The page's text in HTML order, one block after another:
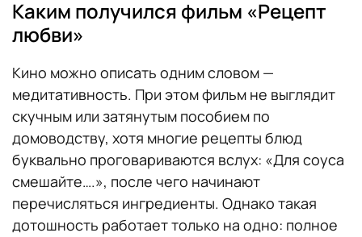
Каким получился фильм «Рецепт
любви»
Кино можно описать одним словом —
медитативность. При этом фильм не выглядит
скучным или затянутым пособием по
домоводству, хотя многие рецепты блюд
буквально проговариваются вслух: «Для соуса
смешайте….», после чего начинают
перечисляться ингредиенты. Однако такая
дотошность работает только на одно: полное